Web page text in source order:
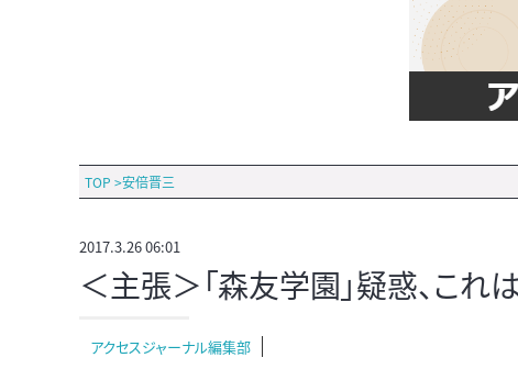
TOP >安倍晋三
2017.3.26 06:01
＜主張＞「森友学園」疑惑、これ
アクセスジャーナル編集部